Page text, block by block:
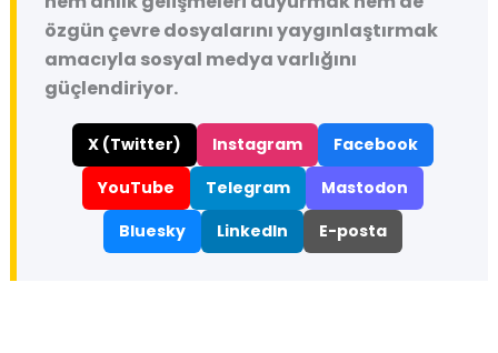
özgün çevre dosyalarını yaygınlaştırmak
amacıyla sosyal medya varlığını
güçlendiriyor.
X (Twitter) Instagram
Facebook
YouTube
Telegram
Mastodon
Bluesky
LinkedIn E-posta